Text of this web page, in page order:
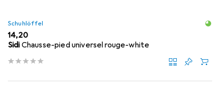
Schuhlöffel
EUR
14,20
Sidi Chausse-pied universel rouge-white